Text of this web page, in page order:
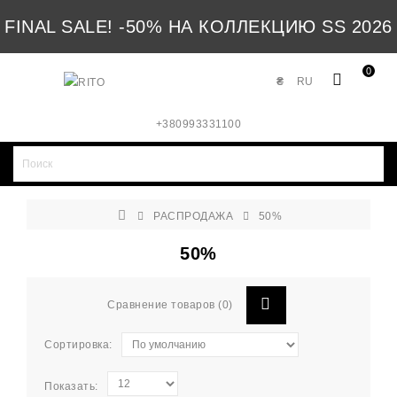
FINAL SALE! -50% НА КОЛЛЕКЦИЮ SS 2026
0
RU
₴
+380993331100
РАСПРОДАЖА 50%
50%
Сравнение товаров (0)
Сортировка:
Показать: